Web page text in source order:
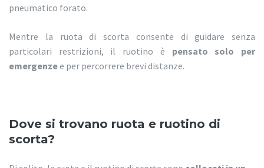
pneumatico forato.
Mentre la ruota di scorta consente di guidare senza
particolari restrizioni, il ruotino è pensato solo per
emergenzee per percorrere brevi distanze.
Dove si trovano ruota e ruotino di
scorta?